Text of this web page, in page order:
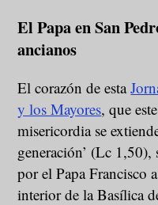
El Papa en San
ancianos
El corazón de esta
y los Mayores, que
misericordia se
generación’ (Lc 1,50),
por el Papa Francisco
interior de la Basílica